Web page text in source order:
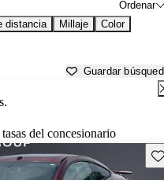
Ordenar
distancia Millaje Color
Guardar
del concesionario